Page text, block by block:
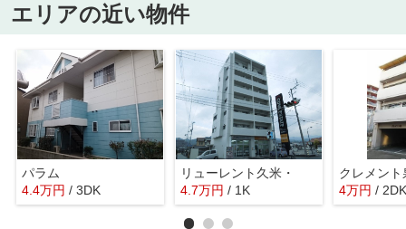
エリアの近い物件
パラム
4.4万円 / 3DK
リューレント久米・
4.7万円 / 1K
クレメント
4万円 / 2DK